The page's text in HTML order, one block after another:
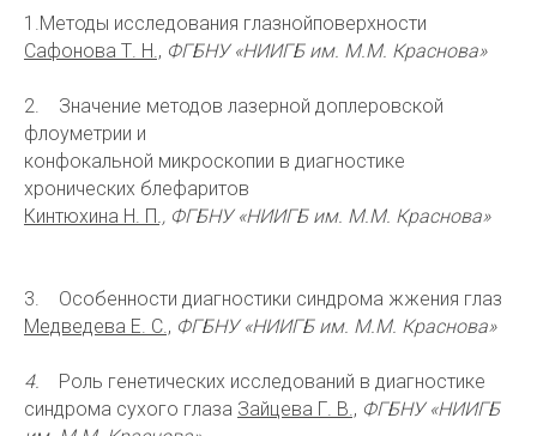
1.Методы исследования глазнойповерхности
Сафонова Т. Н., ФГБНУ «НИИГБ им. М.М. Краснова»
2. Значение методов лазерной доплеровской
флоуметрии и
конфокальной микроскопии в диагностике
хронических блефаритов
Кинтюхина Н. П., ФГБНУ «НИИГБ им. М.М. Краснова»
3. Особенности диагностики синдрома жжения глаз
Медведева Е. С., ФГБНУ «НИИГБ им. М.М. Краснова»
4. Роль генетических исследований в диагностике
синдрома сухого глаза Зайцева Г. В., ФГБНУ «НИИГБ